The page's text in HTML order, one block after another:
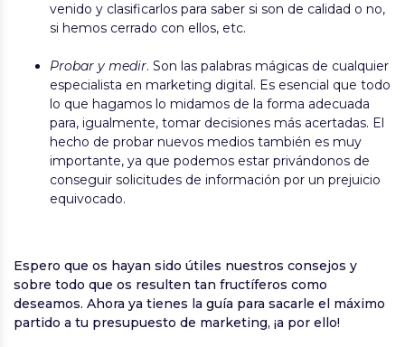
venido y clasificarlos para saber si son de calidad o no,
si hemos cerrado con ellos, etc.
Probar y medir. Son las palabras mágicas de cualquier
especialista en marketing digital. Es esencial que todo
lo que hagamos lo midamos de la forma adecuada
para, igualmente, tomar decisiones más acertadas. El
hecho de probar nuevos medios también es muy
importante, ya que podemos estar privándonos de
conseguir solicitudes de información por un prejuicio
equivocado.
Espero que os hayan sido útiles nuestros consejos y
sobre todo que os resulten tan fructíferos como
deseamos. Ahora ya tienes la guía para sacarle el máximo
partido a tu presupuesto de marketing, ¡a por ello!